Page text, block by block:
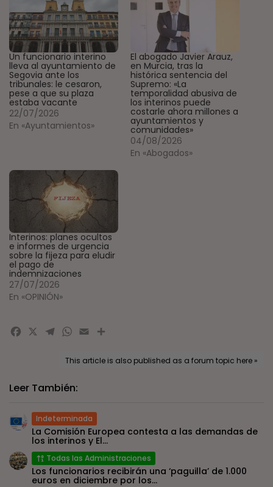
Un funcionario interino
lleva al ayuntamiento de
Segovia ante los
tribunales: le cesaron,
pese a que su plaza
estaba vacante
22/07/2026
En «Ayuntamientos»
El abogado Javier Arauz,
en Murcia, tras la
histórica sentencia del
Supremo: «La
temporalidad abusiva de
los interinos puede
costarle ahora millones a
ayuntamientos y
comunidades»
04/08/2026
En «Abogados»
Interinos: planes ocultos
e informes de urgencia
sobre la fijeza para eludir
el pago de
indemnizaciones
27/07/2026
En «OPINIÓN»
Facebook
X Telegram
WhatsApp
EmailCompartir
This article is also published as a forum topic here »
Leer También:
Indeterminada
La Comisión Europea contesta a las demandas de
los interinos y El...
Todas las Administraciones
Los funcionarios recibirán una ‘paguilla’ de 1.000
euros en diciembre por los...